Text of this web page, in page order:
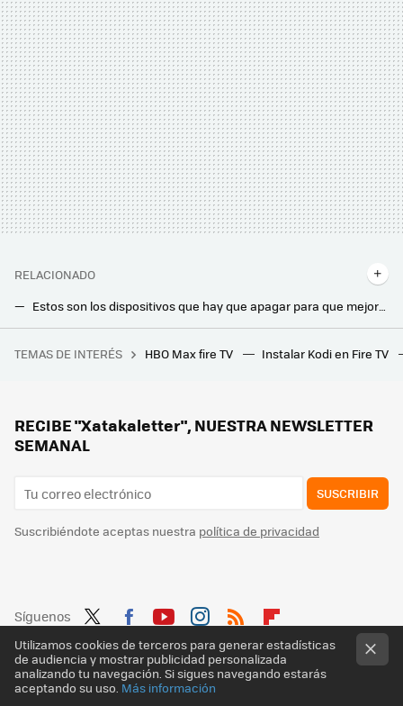
RELACIONADO
Estos son los dispositivos que hay que apagar para que mejore el WiFi en casa
Que tu novia te deje es una cosa. Que te enteres por un mensaje generado por IA es otra muy distinta
TEMAS DE INTERÉS HBO Max fire TV Instalar Kodi en Fire TV
RECIBE "Xatakaletter", NUESTRA NEWSLETTER
SEMANAL
SUSCRIBIR
Suscribiéndote aceptas nuestra política de privacidad
Síguenos
Twit
ter
Fac
ebo
You
tub
Inst
agr
RSS Flip
boa
Utilizamos cookies de terceros para generar estadísticas
de audiencia y mostrar publicidad personalizada
analizando tu navegación. Si sigues navegando estarás
aceptando su uso. Más información